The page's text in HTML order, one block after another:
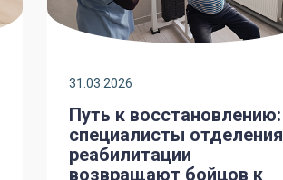
31.03.2026
Путь к восстановлению:
специалисты отделения
реабилитации
возвращают бойцов к